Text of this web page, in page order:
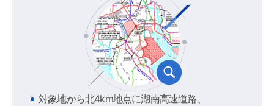
対象地から北4km地点に湖南高速道路、